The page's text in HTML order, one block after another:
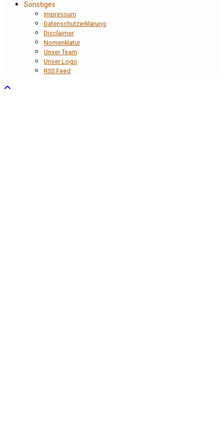
Sonstiges
Impressum
Datenschutzerklärung
Disclaimer
Nomenklatur
Unser Team
Unser Logo
RSS Feed